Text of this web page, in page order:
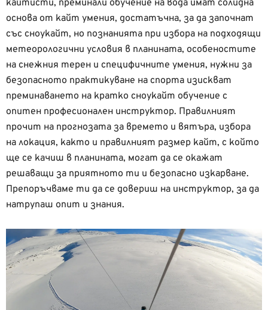
кайтисти, преминали обучение на вода имат солидна
основа от кайт умения, достатъчна, за да започнат
със сноукайт, но познанията при избора на подходящи
метеорологични условия в планината, особеностите
на снежния терен и специфичните умения, нужни за
безопасното практикуване на спорта изискват
преминаването на кратко сноукайт обучение с
опитен професионален инструктор. Правилният
прочит на прогнозата за времето и вятъра, избора
на локация, както и правилният размер кайт, с който
ще се качиш в планината, могат да се окажат
решаващи за приятното ти и безопасно изкарване.
Препоръчваме ти да се довериш на инструктор, за да
натрупаш опит и знания.